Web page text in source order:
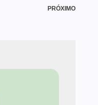
PRÓXIMO